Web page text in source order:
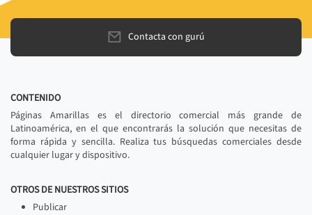
Contacta con gurú
CONTENIDO
Páginas Amarillas es el directorio comercial más grande de
Latinoamérica, en el que encontrarás la solución que necesitas de
forma rápida y sencilla. Realiza tus búsquedas comerciales desde
cualquier lugar y dispositivo.
OTROS DE NUESTROS SITIOS
Publicar